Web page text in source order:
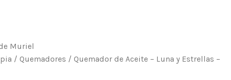
Muriel
/Quemadores / Quemador de Aceite – Luna y Estrellas –